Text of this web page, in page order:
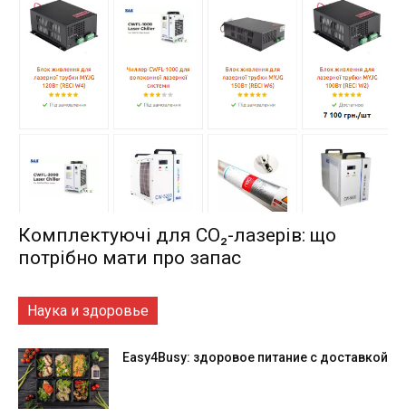
Комплектуючі для CO₂-лазерів: що
потрібно мати про запас
Наука и здоровье
Easy4Busy: здоровое питание с доставкой